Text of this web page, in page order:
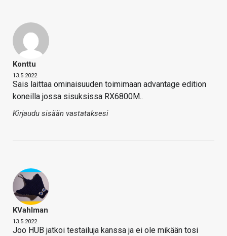
Konttu
13.5.2022
Sais laittaa ominaisuuden toimimaan advantage edition
koneilla jossa sisuksissa RX6800M..
Kirjaudu sisään vastataksesi
KVahlman
13.5.2022
Joo HUB jatkoi testailuja kanssa ja ei ole mikään tosi